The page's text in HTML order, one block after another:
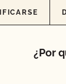
¿Por